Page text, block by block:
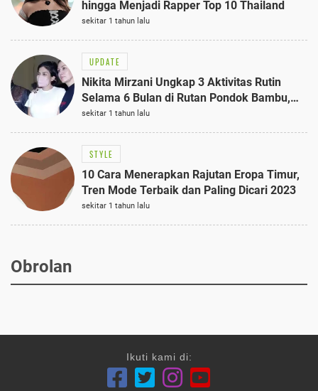
hingga Menjadi Rapper Top 10 Thailand
sekitar 1 tahun lalu
UPDATE
Nikita Mirzani Ungkap 3 Aktivitas Rutin
Selama 6 Bulan di Rutan Pondok Bambu,
Terungkap!
sekitar 1 tahun lalu
STYLE
10 Cara Menerapkan Rajutan Eropa Timur,
Tren Mode Terbaik dan Paling Dicari 2023
sekitar 1 tahun lalu
Obrolan
Ikuti kami di: